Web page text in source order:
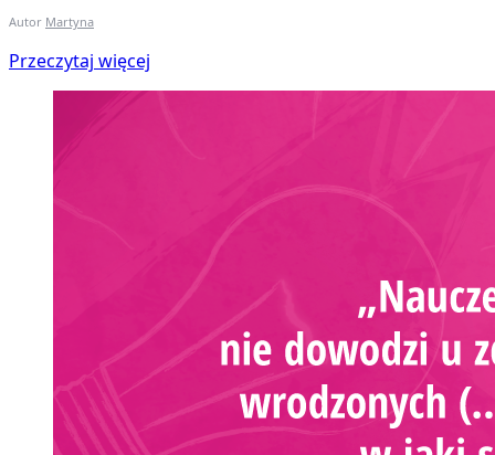
Autor Martyna
Przeczytaj więcej